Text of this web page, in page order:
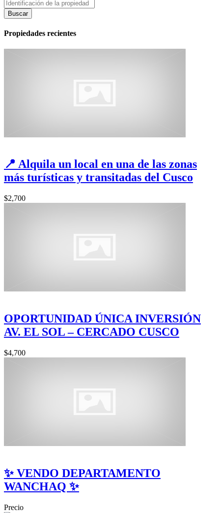
Buscar
Propiedades recientes
📍 Alquila un local en una de las zonas
más turísticas y transitadas del Cusco
$2,700
OPORTUNIDAD ÚNICA INVERSIÓN
AV. EL SOL – CERCADO CUSCO
$4,700
✨ VENDO DEPARTAMENTO
WANCHAQ ✨
Precio